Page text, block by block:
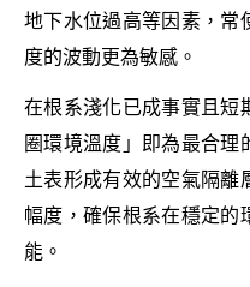
地下水位過高等因素，常
度的波動更為敏感。
在根系淺化已成事實且短
圈環境溫度」即為最合理
土表形成有效的空氣隔離
幅度，確保根系在穩定的
能。